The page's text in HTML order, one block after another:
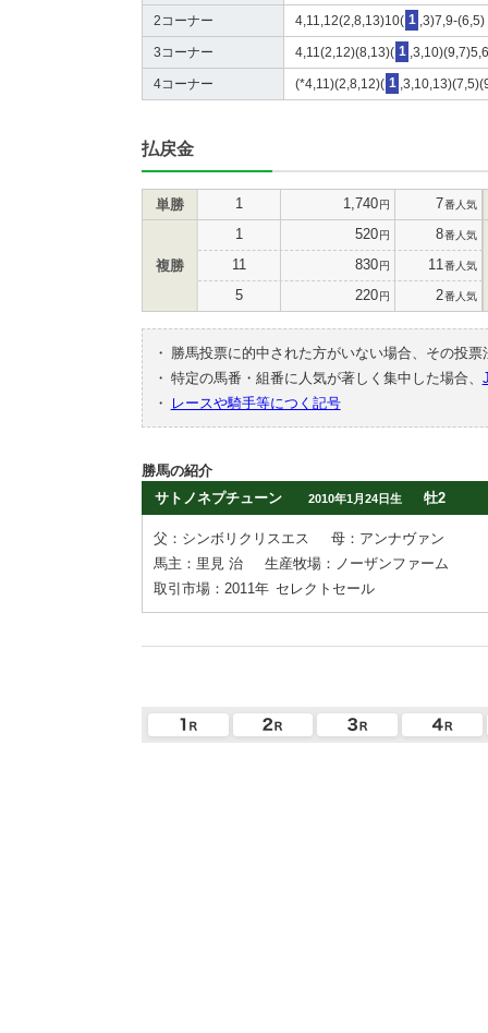
2コーナー 4,11,12(2,8,13)10( 1 ,3)7,9-(6,5)
3コーナー 4,11(2,12)(8,13)( 1
4コーナー (*4,11)(2,8,12)( 1
払戻金
単勝 1 1,740円 7番人気
複勝
1 520円 8番人気
11 830円 11 番人気
5 220円 2番人気
・
勝馬投票に的中された方がいない場合、その投
・ 特定の馬番・組番に人気が著しく集中した場合、
・
レースや騎手等につく記号
勝馬の紹介
サトノネプチューン
2010年1月24日生 牡2
父：シンボリクリスエス
母：アンナヴァン
馬主：里見 治
生産牧場：ノーザンファーム
取引市場：2011年 セレクトセール